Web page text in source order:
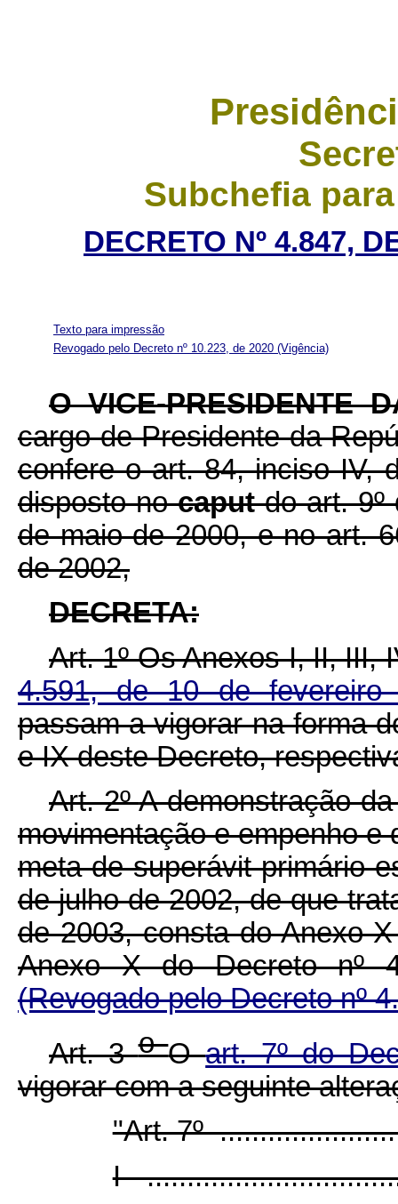
Subchefia
DECRETO Nº 4.847,
Texto para impressão
Revogado pelo Decreto nº 10.223, de 2020 (Vigência)
O VICE-PRESIDENTE
cargo de Presidente da
confere o art. 84, inciso IV,
disposto nocaputdo art.
de maio de 2000, e no art.
de 2002,
DECRETA:
Art. 1º Os Anexos I, II, III,
4.591, de 10 de
passam a vigorar na forma
e IX deste Decreto,
Art. 2ºA demonstração
movimentação e empenho e
meta de superávit primário
de julho de 2002, de que
de 2003, consta do Anexo
Anexo X do Decreto nº
(Revogado pelo Decreto nº
Art. 3oOart. 7º do
vigorar com a seguinte
"Art. 7º
I -